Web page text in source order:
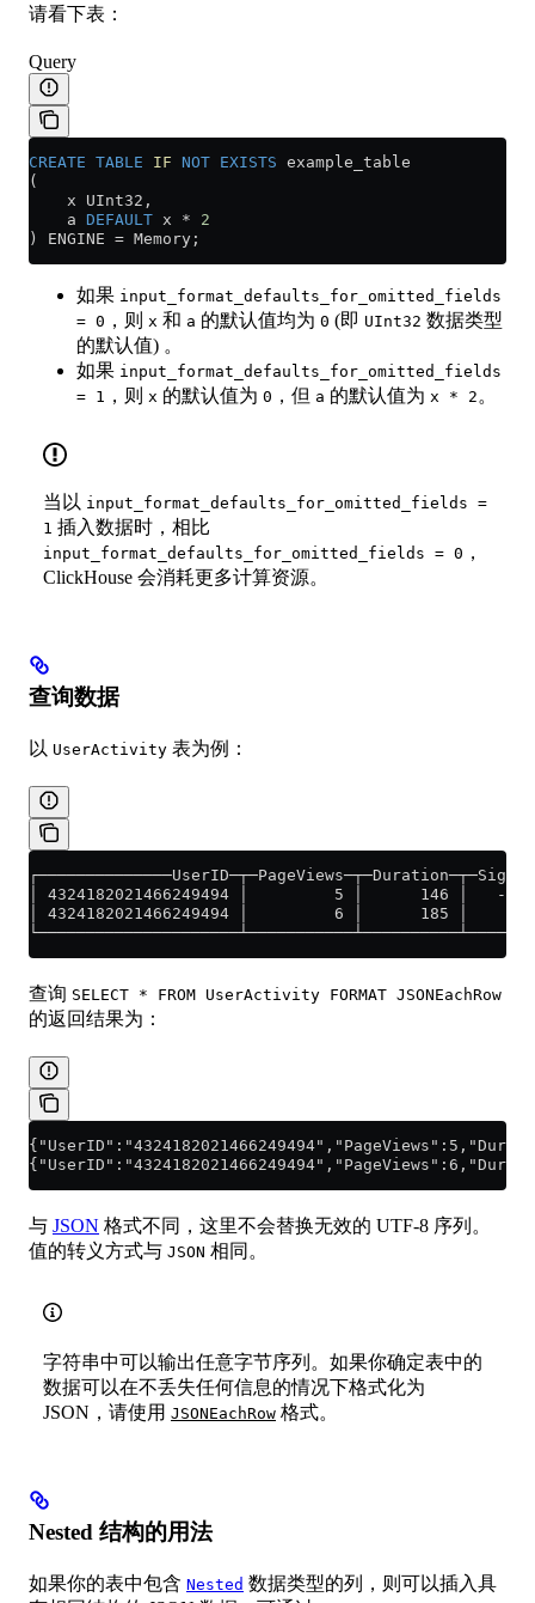
请看下表：
Query
CREATE TABLE IF NOT EXISTS example_table
(
    x UInt32,
    a
DEFAULT x * 2
) ENGINE = Memory;
如果 input_format_defaults_for_omitted_fields
= 0 ，则 x 和 a 的默认值均为 0 (即 UInt32 数据类型
的默认值) 。
如果 input_format_defaults_for_omitted_fields
= 1 ，则 x 的默认值为 0 ，但 a 的默认值为 x * 2 。
当以 input_format_defaults_for_omitted_fields =
1 插入数据时，相比
input_format_defaults_for_omitted_fields = 0 ，
ClickHouse 会消耗更多计算资源。
查询数据
以 UserActivity 表为例：
┌──────────────UserID─┬─PageViews─┬─Duration─┬─Sign─┐
│ 4324182021466249494 │         5 │      146 │   -1 │
│ 4324182021466249494 │         6 │      185 │    1 │
└─────────────────────┴───────────┴──────────┴──────┘
查询 SELECT * FROM UserActivity FORMAT JSONEachRow
的返回结果为：
与 JSON 格式不同，这里不会替换无效的 UTF-8 序列。
值的转义方式与 JSON 相同。
字符串中可以输出任意字节序列。如果你确定表中的
数据可以在不丢失任何信息的情况下格式化为
JSON，请使用 JSONEachRow 格式。
Nested 结构的用法
如果你的表中包含 Nested 数据类型的列，则可以插入具